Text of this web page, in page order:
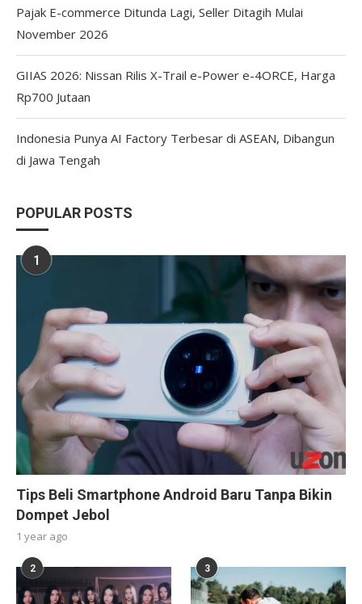
Pajak E-commerce Ditunda Lagi, Seller Ditagih Mulai
November 2026
GIIAS 2026: Nissan Rilis X-Trail e-Power e-4ORCE, Harga
Rp700 Jutaan
Indonesia Punya AI Factory Terbesar di ASEAN, Dibangun
di Jawa Tengah
POPULAR POSTS
1
Tips Beli Smartphone Android Baru Tanpa Bikin
Dompet Jebol
1 year ago
2 3